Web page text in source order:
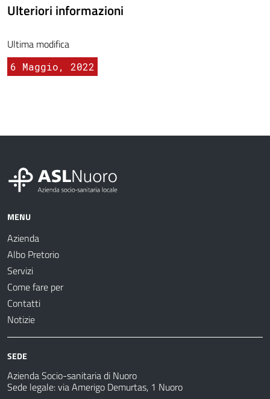
Ulteriori informazioni
Ultima modifica
6 Maggio, 2022
MENU
Azienda
Albo Pretorio
Servizi
Come fare per
Contatti
Notizie
SEDE
Azienda Socio-sanitaria di Nuoro
Sede legale: via Amerigo Demurtas, 1 Nuoro